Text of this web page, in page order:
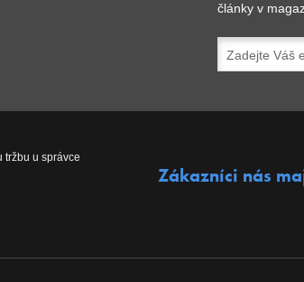
články v
tržbu u správce
Zákazníci nás